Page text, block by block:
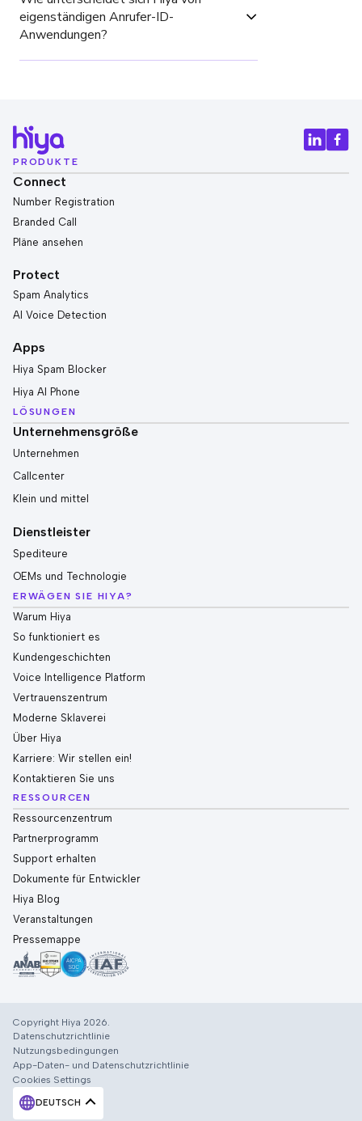
eigenständigen Anrufer-ID-
Anwendungen?
PRODUKTE
Connect
Number Registration
Branded Call
Pläne ansehen
Protect
Spam Analytics
AI Voice Detection
Apps
Hiya Spam Blocker
Hiya AI Phone
LÖSUNGEN
Unternehmensgröße
Unternehmen
Callcenter
Klein und mittel
Dienstleister
Spediteure
OEMs und Technologie
ERWÄGEN SIE HIYA?
Warum Hiya
So funktioniert es
Kundengeschichten
Voice Intelligence Platform
Vertrauenszentrum
Moderne Sklaverei
Über Hiya
Karriere: Wir stellen ein!
Kontaktieren Sie uns
RESSOURCEN
Ressourcenzentrum
Partnerprogramm
Support erhalten
Dokumente für Entwickler
Hiya Blog
Veranstaltungen
Pressemappe
Copyright Hiya 2026.
Datenschutzrichtlinie
Nutzungsbedingungen
App-Daten- und Datenschutzrichtlinie
Cookies Settings
DEUTSCH